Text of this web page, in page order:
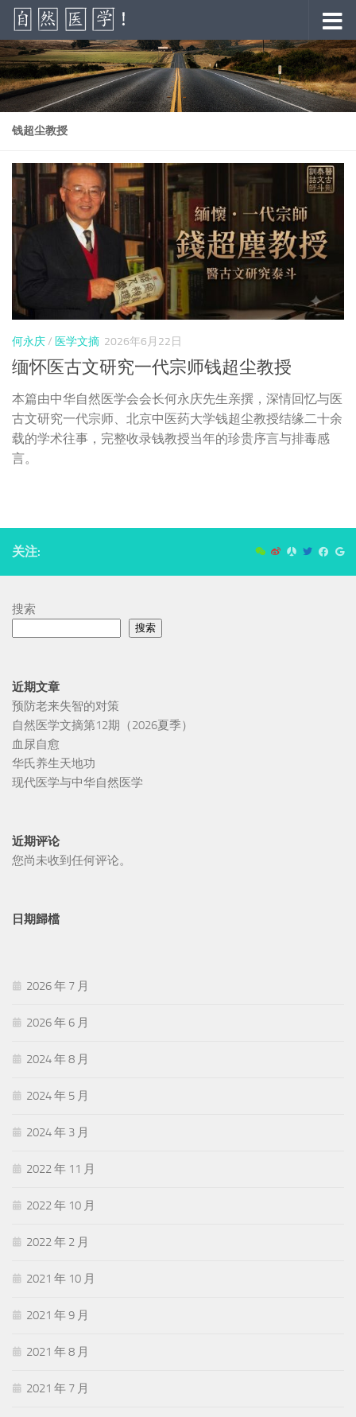
跳至内容
钱超尘教授
何永庆/ 医学文摘 2026年6月22日
缅怀医古文研究一代宗师钱超尘教授
本篇由中华自然医学会会长何永庆先生亲撰，深情回忆与医
古文研究一代宗师、北京中医药大学钱超尘教授结缘二十余
载的学术往事，完整收录钱教授当年的珍贵序言与排毒感
言。
关注:
搜索
搜索
近期文章
预防老来失智的对策
自然医学文摘第12期（2026夏季）
血尿自愈
华氏养生天地功
现代医学与中华自然医学
近期评论
您尚未收到任何评论。
日期歸檔
2026 年 7 月
2026 年 6 月
2024 年 8 月
2024 年 5 月
2024 年 3 月
2022 年 11 月
2022 年 10 月
2022 年 2 月
2021 年 10 月
2021 年 9 月
2021 年 8 月
2021 年 7 月